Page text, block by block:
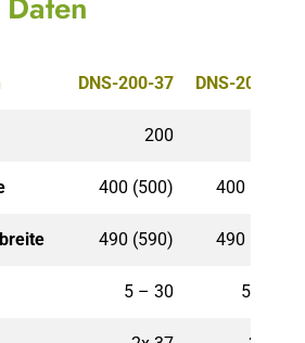
DNS-200-37 DNS-200-55
200
400 (500) 400 (500)
490 (590) 490 (590)
5 – 30 5 – 30